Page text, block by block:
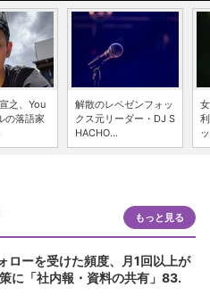
之、You
の落語家
解散のレペゼンフォッ
クス元リーダー・DJ S
HACHO...
もっと見る
ローを受けた頻度、月1回以上が
に「社内報・資料の共有」83.